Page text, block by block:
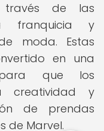
de las
franquicia y
moda. Estas
en una
para que los
creatividad y
de prendas
de Marvel.